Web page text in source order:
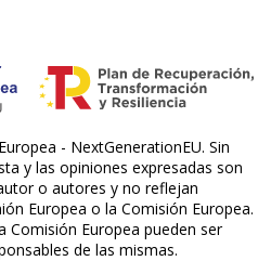
- NextGenerationEU. Sin
y las opiniones expresadas son
o autores y no reflejan
Europea o la Comisión Europea.
Comisión Europea pueden ser
de las mismas.